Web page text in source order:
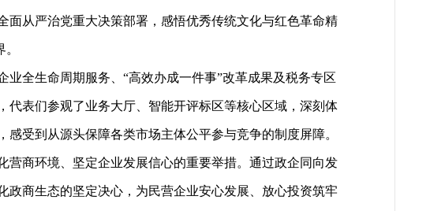
从严治党重大决策部署，感悟优秀传统文化与红色革命精
全生命周期服务、“高效办成一件事”改革成果及税务专区
代表们参观了业务大厅、智能开评标区等核心区域，深刻体
受到从源头保障各类市场主体公平参与竞争的制度屏障。
商环境、坚定企业发展信心的重要举措。通过政企同向发
商生态的坚定决心，为民营企业安心发展、放心投资筑牢